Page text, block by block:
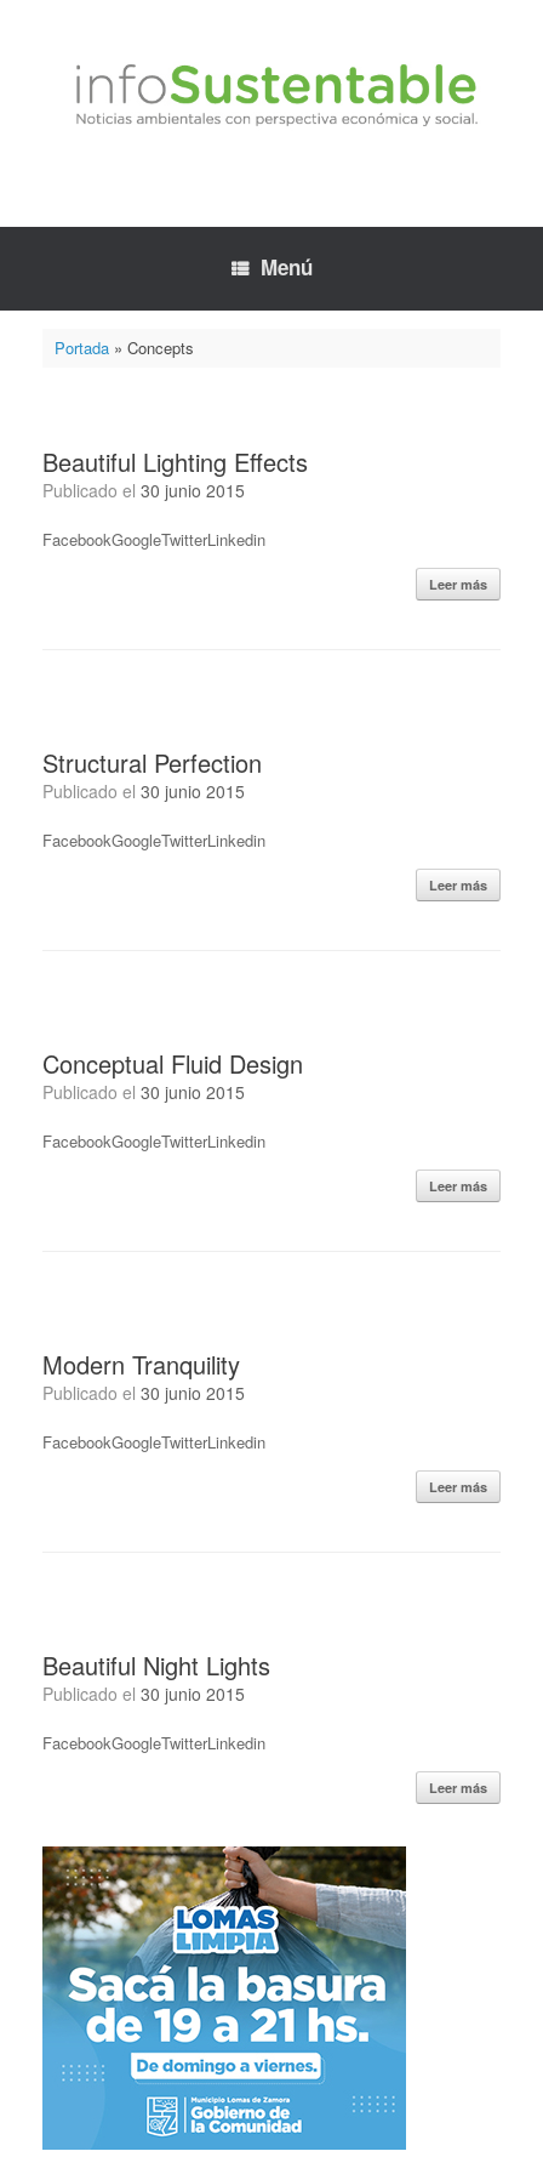
Menú
Portada» Concepts
Beautiful Lighting Effects
Publicado el 30 junio 2015
FacebookGoogleTwitterLinkedin
Leer más
Structural Perfection
Publicado el 30 junio 2015
FacebookGoogleTwitterLinkedin
Leer más
Conceptual Fluid Design
Publicado el 30 junio 2015
FacebookGoogleTwitterLinkedin
Leer más
Modern Tranquility
Publicado el 30 junio 2015
FacebookGoogleTwitterLinkedin
Leer más
Beautiful Night Lights
Publicado el 30 junio 2015
FacebookGoogleTwitterLinkedin
Leer más